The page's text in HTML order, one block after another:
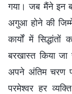
गया। जब मैंने इन
अगुआ होने की
कार्यों में
बरखास्त किया
अपने अंतिम चरण
परमेश्वर हर